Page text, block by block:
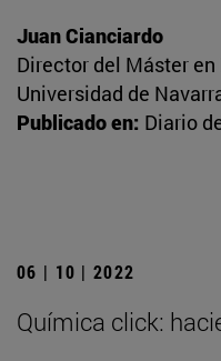
Juan Cianciardo
Director del Máster
Universidad de
Publicado en: Diario
06 | 10 | 2022
Química click: